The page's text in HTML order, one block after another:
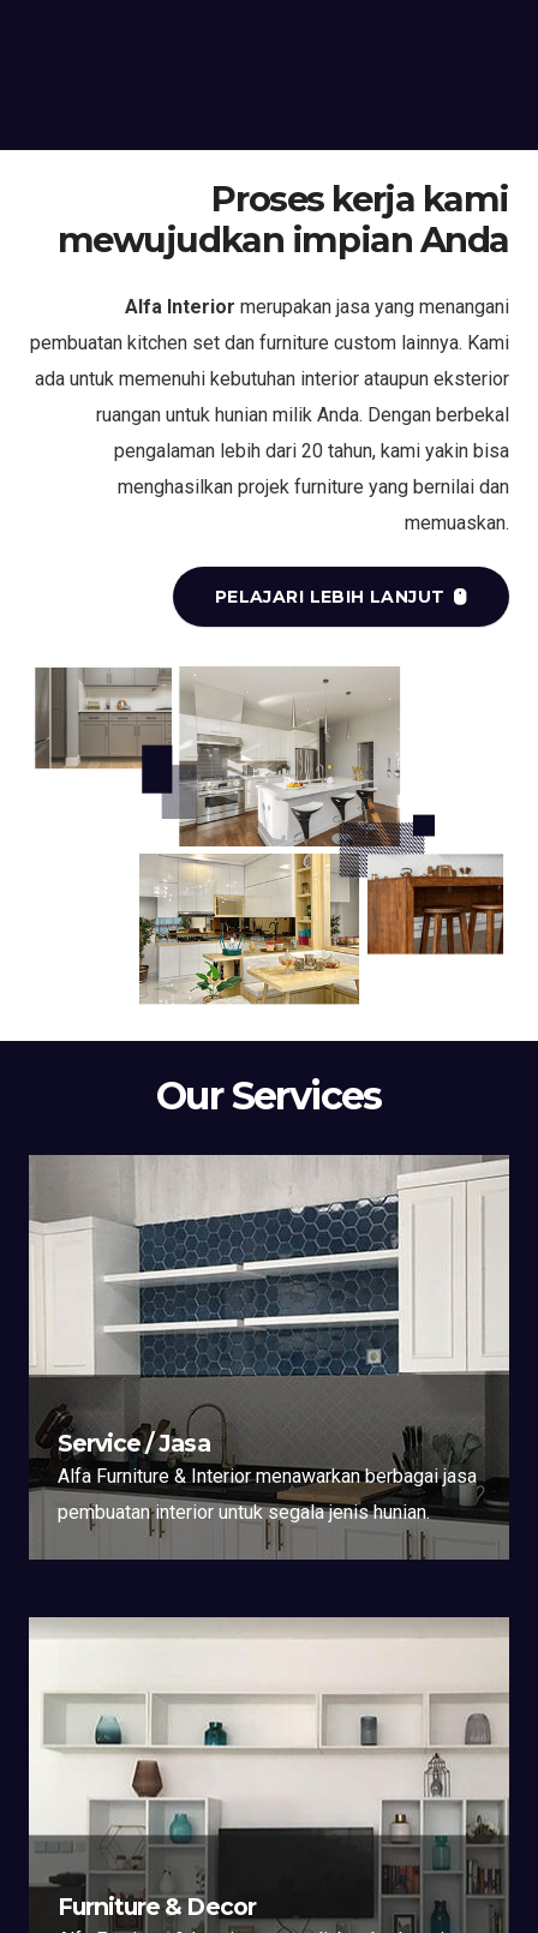
Proses kerja kami
mewujudkan impian Anda
Alfa Interior merupakan jasa yang menangani
pembuatan kitchen set dan furniture custom lainnya. Kami
ada untuk memenuhi kebutuhan interior ataupun eksterior
ruangan untuk hunian milik Anda. Dengan berbekal
pengalaman lebih dari 20 tahun, kami yakin bisa
menghasilkan projek furniture yang bernilai dan
memuaskan.
PELAJARI LEBIH LANJUT
Our Services
Service / Jasa
Alfa Furniture & Interior menawarkan berbagai jasa
pembuatan interior untuk segala jenis hunian.
Furniture & Decor